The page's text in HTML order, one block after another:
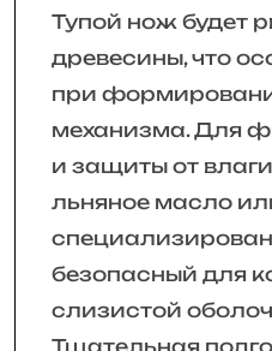
Тупой нож будет
древесины, что
при
механизма. Для
и защиты от
льняное масло
безопасный для
слизистой